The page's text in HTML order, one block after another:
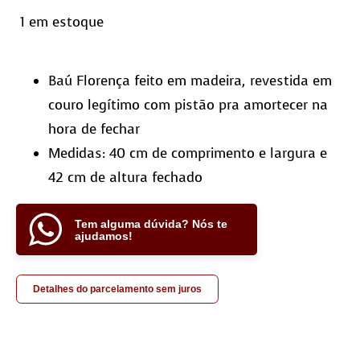
1 em estoque
Baú Florença feito em madeira, revestida em
couro legítimo com pistão pra amortecer na
hora de fechar
Medidas: 40 cm de comprimento e largura e
42 cm de altura fechado
Tem alguma dúvida? Nós te
ajudamos!
Detalhes do parcelamento sem juros